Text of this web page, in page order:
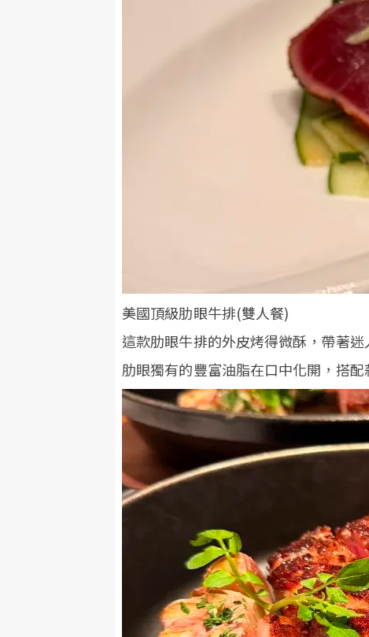
美國頂級肋眼牛排(雙人餐)
這款肋眼牛排的外皮烤得微酥，帶著
肋眼獨有的豐富油脂在口中化開，搭